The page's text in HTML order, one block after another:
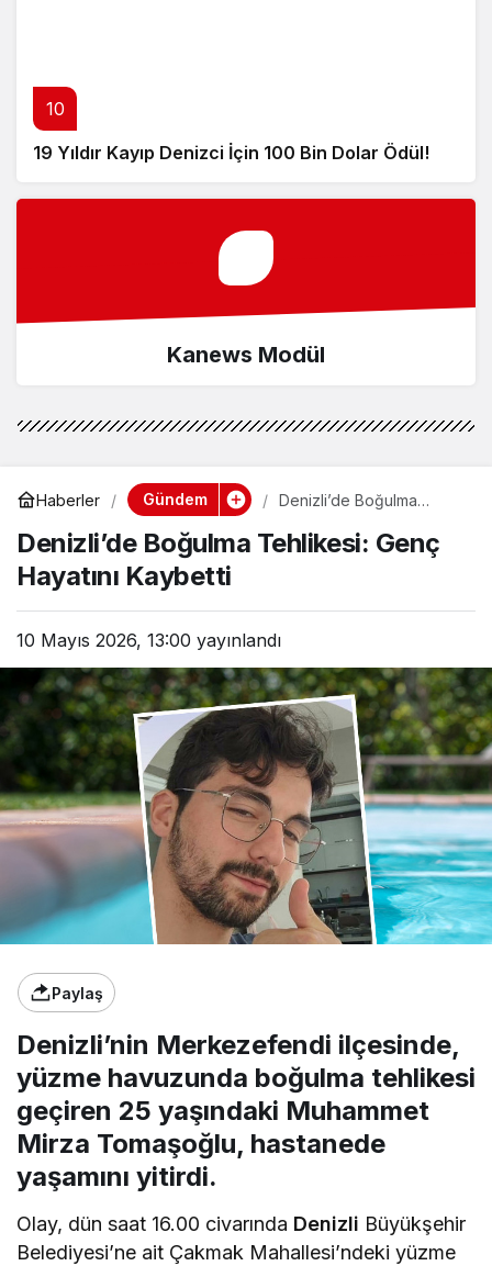
10
19 Yıldır Kayıp Denizci İçin 100 Bin Dolar Ödül!
Kanews Modül
Haberler Gündem
Denizli’de Boğulma
Kaybetti
Denizli’de Boğulma Tehlikesi: Genç
Hayatını Kaybetti
10 Mayıs 2026, 13:00 yayınlandı
Paylaş
Denizli’nin Merkezefendi ilçesinde,
yüzme havuzunda boğulma tehlikesi
geçiren 25 yaşındaki Muhammet
Mirza Tomaşoğlu, hastanede
yaşamını yitirdi.
Olay, dün saat 16.00 civarında Denizli Büyükşehir
Belediyesi’ne ait Çakmak Mahallesi’ndeki yüzme